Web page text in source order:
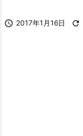
 2017年1月16日 